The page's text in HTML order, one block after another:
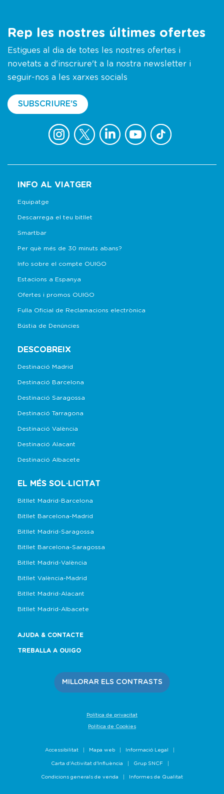
Rep les nostres últimes ofertes
Estigues al dia de totes les nostres ofertes i
novetats a d'inscriure't a la nostra newsletter i
seguir-nos a les xarxes socials
SUBSCRIURE'S
INFO AL VIATGER
Equipatge
Descarrega el teu bitllet
Smartbar
Per què més de 30 minuts abans?
Info sobre el compte OUIGO
Estacions a Espanya
Ofertes i promos OUIGO
Fulla Oficial de Reclamacions electrònica
Bústia de Denúncies
DESCOBREIX
Destinació Madrid
Destinació Barcelona
Destinació Saragossa
Destinació Tarragona
Destinació València
Destinació Alacant
Destinació Albacete
EL MÉS SOL·LICITAT
Bitllet Madrid-Barcelona
Bitllet Barcelona-Madrid
Bitllet Madrid-Saragossa
Bitllet Barcelona-Saragossa
Bitllet Madrid-València
Bitllet València-Madrid
Bitllet Madrid-Alacant
Bitllet Madrid-Albacete
AJUDA & CONTACTE
TREBALLA A OUIGO
MILLORAR ELS CONTRASTS
Política de privacitat
Política de Cookies
Accessibilitat Mapa web Informació Legal
Carta d'Activitat d'Influència Grup SNCF
Condicions generals de venda Informes de Qualitat